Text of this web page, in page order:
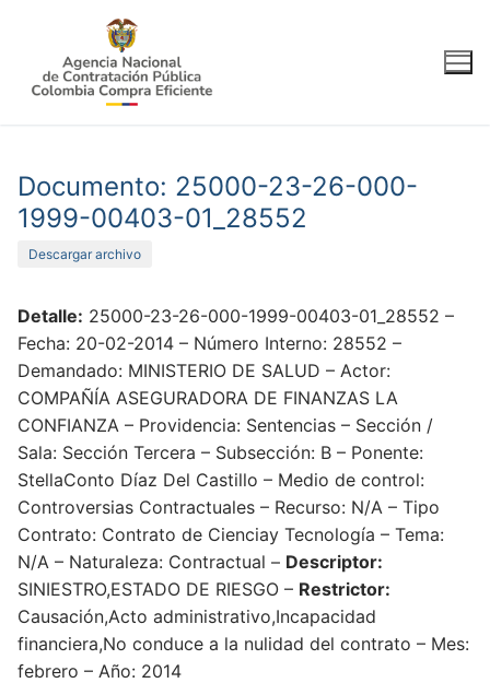
contenido
Documento: 25000-23-26-000-
1999-00403-01_28552
Descargar archivo
Detalle: 25000-23-26-000-1999-00403-01_28552 –
Fecha: 20-02-2014 – Número Interno: 28552 –
Demandado: MINISTERIO DE SALUD – Actor:
COMPAÑÍA ASEGURADORA DE FINANZAS LA
CONFIANZA – Providencia: Sentencias – Sección /
Sala: Sección Tercera – Subsección: B – Ponente:
StellaConto Díaz Del Castillo – Medio de control:
Controversias Contractuales – Recurso: N/A – Tipo
Contrato: Contrato de Cienciay Tecnología – Tema:
N/A – Naturaleza: Contractual – Descriptor:
SINIESTRO,ESTADO DE RIESGO – Restrictor:
Causación,Acto administrativo,Incapacidad
financiera,No conduce a la nulidad del contrato – Mes:
febrero – Año: 2014